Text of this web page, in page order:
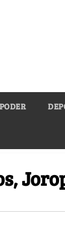
PODER